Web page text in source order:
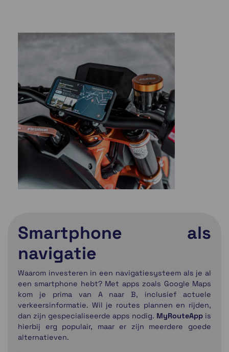
Smartphone als
navigatie
Waarom investeren in een navigatiesysteem als je al
een smartphone hebt? Met apps zoals Google Maps
kom je prima van A naar B, inclusief actuele
verkeersinformatie. Wil je routes plannen en rijden,
dan zijn gespecialiseerde apps nodig. MyRouteApp is
hierbij erg populair, maar er zijn meerdere goede
alternatieven.